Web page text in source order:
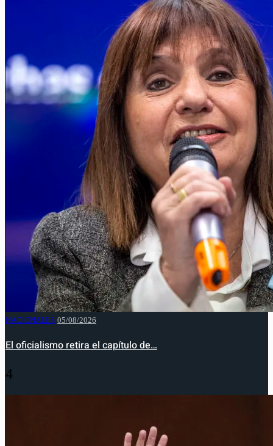
NACIONALES 05/08/2026
El oficialismo retira el capítulo de…
4